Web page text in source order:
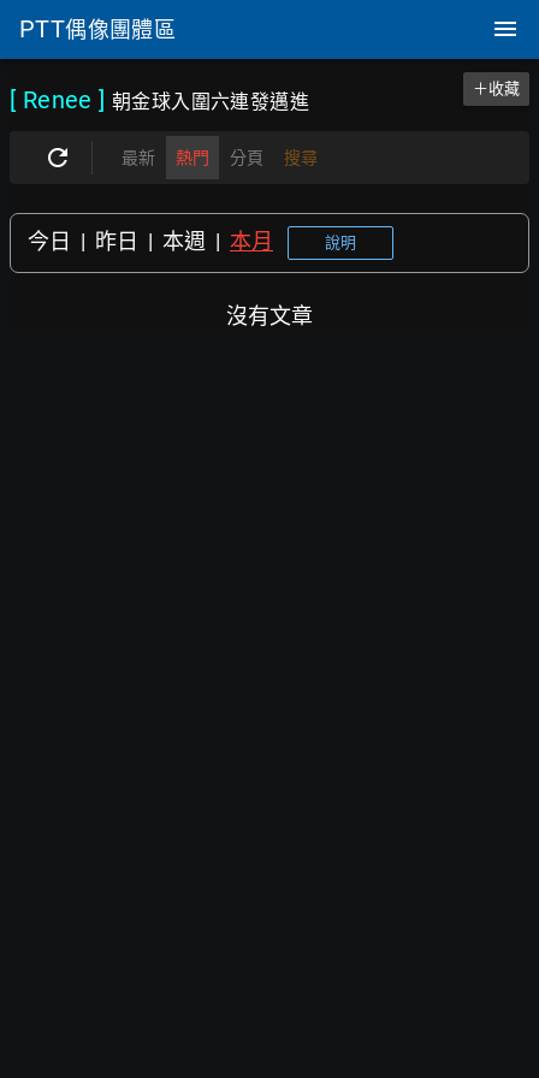
PTT偶像團體區
[ Renee ]朝金球入圍六連發邁進
＋收藏
最新 熱門 分頁 搜尋
今日 | 昨日 | 本週 | 本月 說明
沒有文章